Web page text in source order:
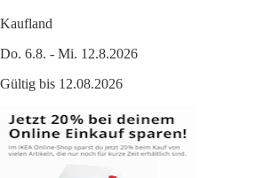
Kaufland
Do. 6.8. - Mi. 12.8.2026
Gültig bis 12.08.2026